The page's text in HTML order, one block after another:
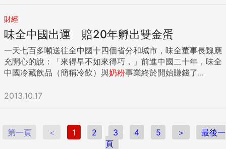
財經
味全中國出運 賠20年孵出雙金蛋
一天七百多噸送往全中國十四個省分和城市，味全董事長魏應
充開心的說：「來得早不如來得巧，」前進中國二十年，味全
中國冷藏飲品（簡稱冷飲）與奶粉事業終於開始賺錢了...
2013.10.17
第一頁 ＜ 1 2 3 4 5 ＞
最後一
頁